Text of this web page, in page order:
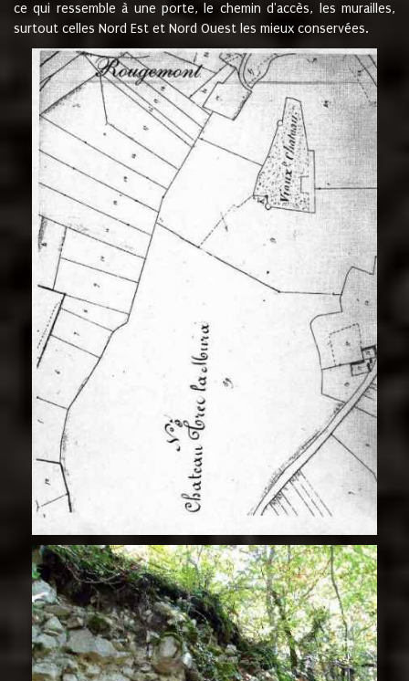
ce qui ressemble à une porte, le chemin d'accès, les murailles,
surtout celles Nord Est et Nord Ouest les mieux conservées.